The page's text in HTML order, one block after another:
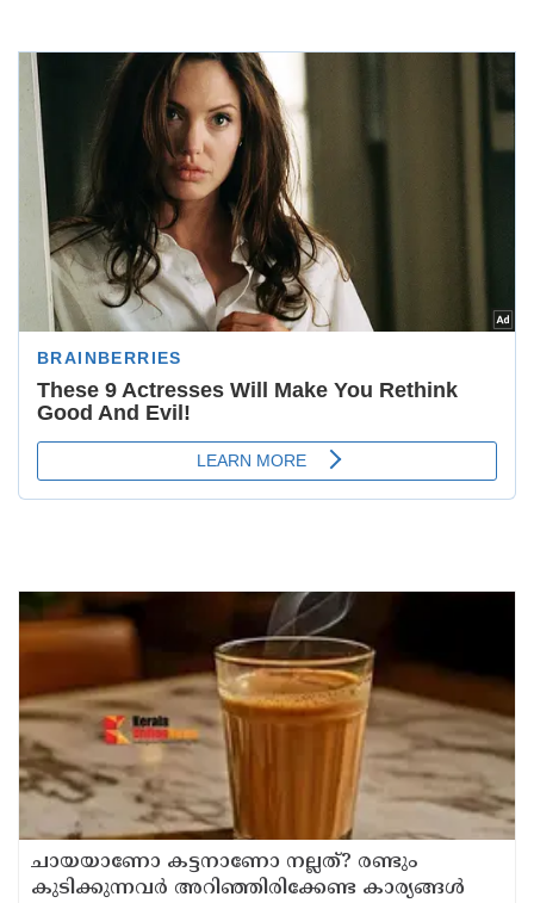
ചായയാണോ കട്ടനാണോ നല്ലത്? രണ്ടും
കുടിക്കുന്നവർ അറിഞ്ഞിരിക്കേണ്ട കാര്യങ്ങൾ